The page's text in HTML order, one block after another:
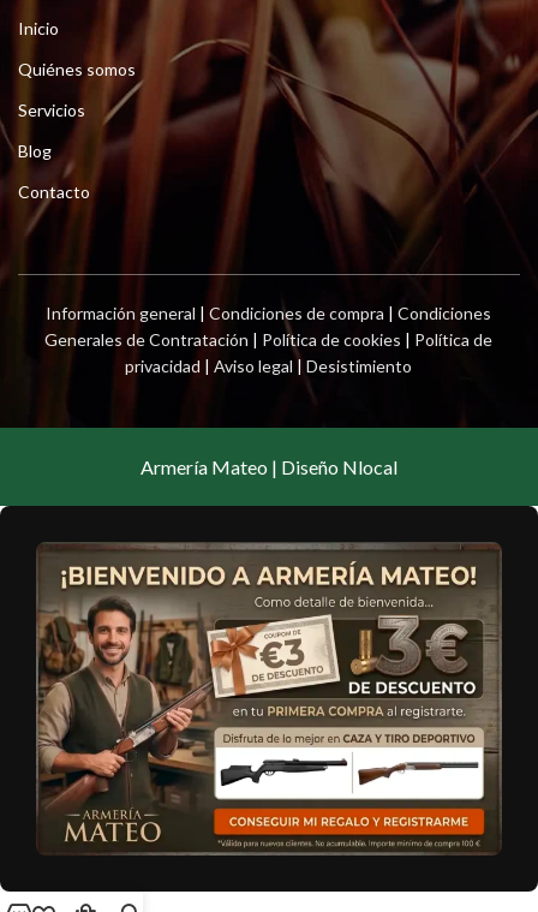
Inicio
Quiénes somos
Servicios
Blog
Contacto
Información general |Condiciones de compra |Condiciones
Generales de Contratación | Política de cookies | Política de
privacidad |Aviso legal |Desistimiento
Armería Mateo | Diseño Nlocal